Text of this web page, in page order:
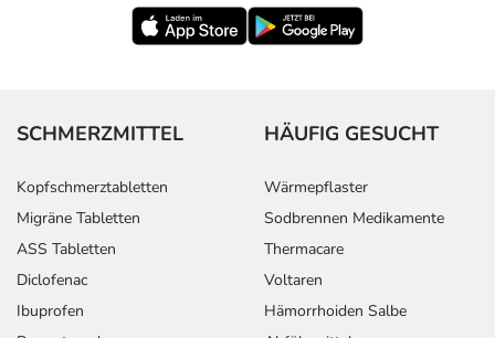
SCHMERZMITTEL
Kopfschmerztabletten
Migräne Tabletten
ASS Tabletten
Diclofenac
Ibuprofen
HÄUFIG GESUCHT
Wärmepflaster
Sodbrennen Medikamente
Thermacare
Voltaren
Hämorrhoiden Salbe